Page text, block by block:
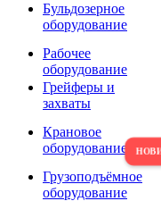
Бульдозерное
оборудование
Рабочее
оборудование
Грейферы и
захваты
Крановое
оборудование
Грузоподъёмное
оборудование